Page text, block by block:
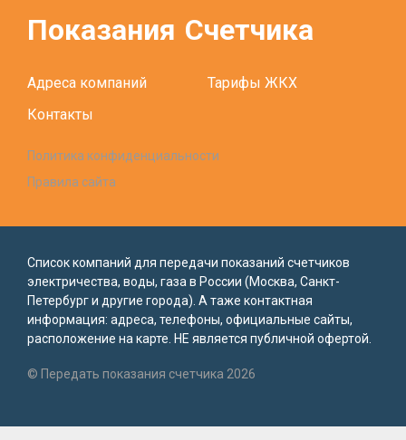
Показания Счетчика
Адреса компаний
Тарифы ЖКХ
Контакты
Политика конфиденциальности
Правила сайта
Список компаний для передачи показаний счетчиков
электричества, воды, газа в России (Москва, Санкт-
Петербург и другие города). А таже контактная
информация: адреса, телефоны, официальные сайты,
расположение на карте. НЕ является публичной офертой.
© Передать показания счетчика 2026